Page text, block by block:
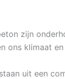
zijn
ons klimaat
uit een